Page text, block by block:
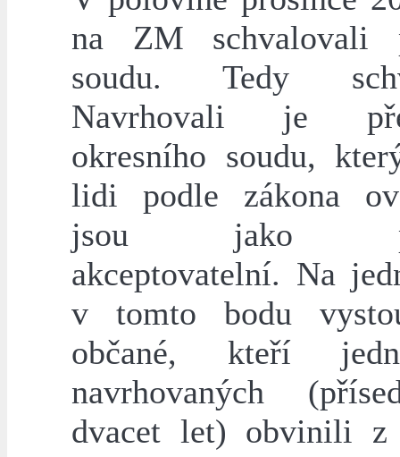
na ZM schvalovali
soudu. Tedy
Navrhovali je
okresního soudu,
lidi podle zákona
jsou jako
akceptovatelní. Na
v tomto bodu
občané, kteří
navrhovaných
dvacet let) obvinili z